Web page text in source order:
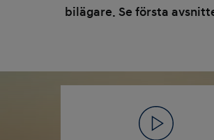
bilägare. Se första